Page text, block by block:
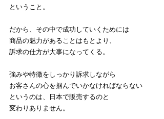
ということ。
だから、その中で成功していくためには
商品の魅力があることはもとより、
訴求の仕方が大事になってくる。
強みや特徴をしっかり訴求しながら
お客さんの心を掴んでいかなければならない
というのは、日本で販売するのと
変わりありません。